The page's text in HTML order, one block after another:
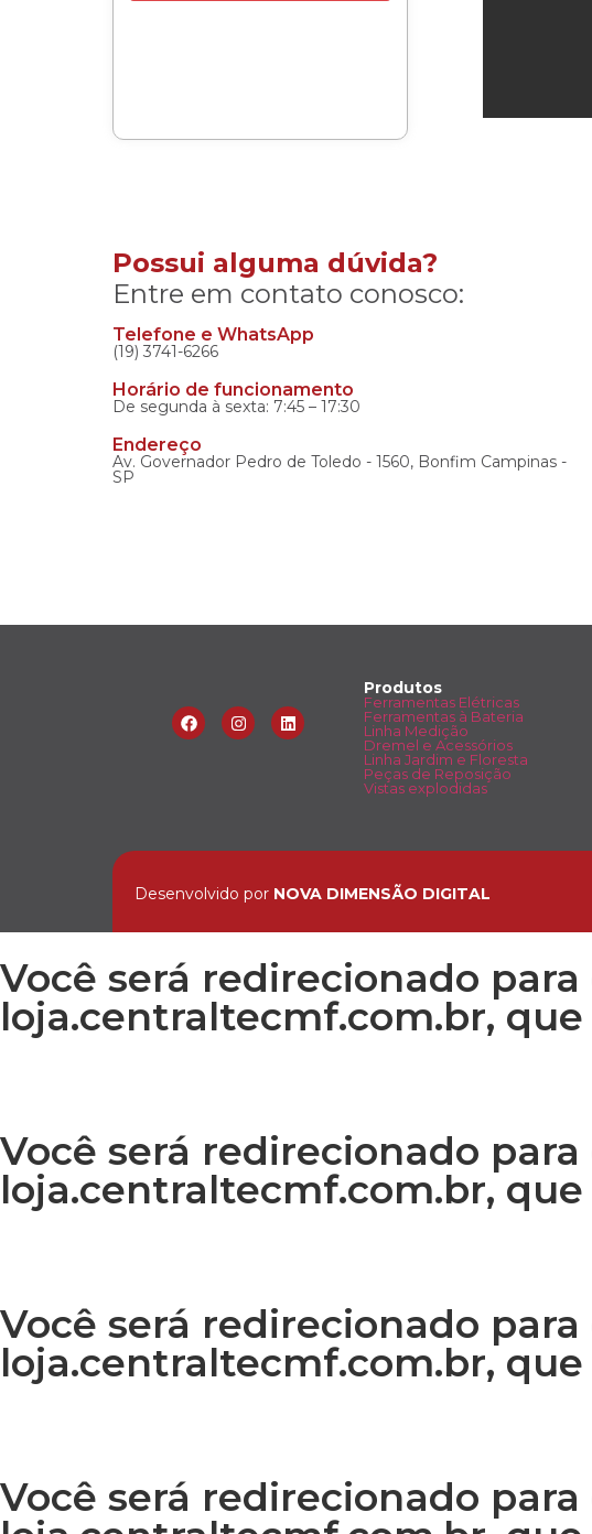
Possui alguma dúvida?
Entre em contato conosco:
Telefone e WhatsApp
(19) 3741-6266
Horário de funcionamento
De segunda à sexta: 7:45 – 17:30
Endereço
Av. Governador Pedro de Toledo - 1560, Bonfim Campinas -
SP
Produtos
Ferramentas Elétricas
Ferramentas à Bateria
Linha Medição
Dremel e Acessórios
Linha Jardim e Floresta
Peças de Reposição
Vistas explodidas
Desenvolvido por NOVA DIMENSÃO DIGITAL
Você será redirecionado para
loja.centraltecmf.com.br,
Você será redirecionado para
loja.centraltecmf.com.br,
Você será redirecionado para
loja.centraltecmf.com.br,
Você será redirecionado para